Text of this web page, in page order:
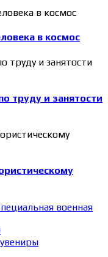
в космос
труду и занятости
военная